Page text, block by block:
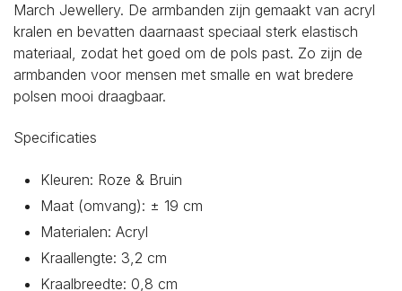
March Jewellery. De armbanden zijn gemaakt van acryl
kralen en bevatten daarnaast speciaal sterk elastisch
materiaal, zodat het goed om de pols past. Zo zijn de
armbanden voor mensen met smalle en wat bredere
polsen mooi draagbaar.
Specificaties
Kleuren: Roze & Bruin
Maat (omvang): ± 19 cm
Materialen: Acryl
Kraallengte: 3,2 cm
Kraalbreedte: 0,8 cm